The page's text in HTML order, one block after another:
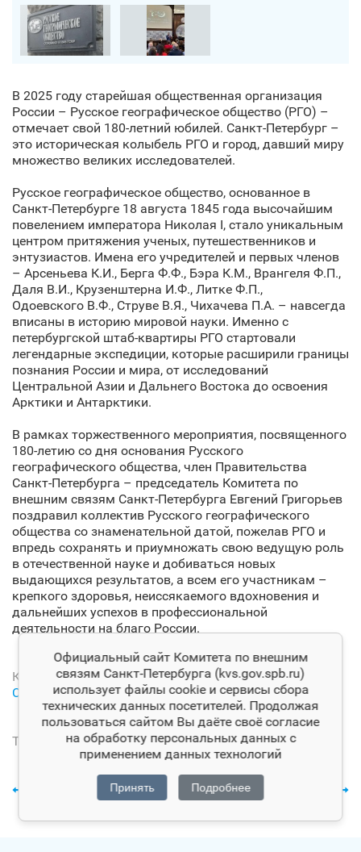
В 2025 году старейшая общественная организация
России – Русское географическое общество (РГО) –
отмечает свой 180-летний юбилей. Санкт‑Петербург –
это историческая колыбель РГО и город, давший миру
множество великих исследователей.
Русское географическое общество, основанное в
Санкт‑Петербурге 18 августа 1845 года высочайшим
повелением императора Николая I, стало уникальным
центром притяжения ученых, путешественников и
энтузиастов. Имена его учредителей и первых членов
– Арсеньева К.И., Берга Ф.Ф., Бэра К.М., Врангеля Ф.П.,
Даля В.И., Крузенштерна И.Ф., Литке Ф.П.,
Одоевского В.Ф., Струве В.Я., Чихачева П.А. – навсегда
вписаны в историю мировой науки. Именно с
петербургской штаб-квартиры РГО стартовали
легендарные экспедиции, которые расширили границы
познания России и мира, от исследований
Центральной Азии и Дальнего Востока до освоения
Арктики и Антарктики.
В рамках торжественного мероприятия, посвященного
180-летию со дня основания Русского
географического общества, член Правительства
Санкт‑Петербурга – председатель Комитета по
внешним связям Санкт‑Петербурга Евгений Григорьев
поздравил коллектив Русского географического
общества со знаменательной датой, пожелав РГО и
впредь сохранять и приумножать свою ведущую роль
в отечественной науке и добиваться новых
выдающихся результатов, а всем его участникам –
крепкого здоровья, неиссякаемого вдохновения и
дальнейших успехов в профессиональной
деятельности на благо России.
Категория новости:
Комитет по внешним связям
Санкт‑Петербурга
Тэги: Санкт‑Петербург
Официальный сайт Комитета по внешним
связям Санкт‑Петербурга (kvs.gov.spb.ru)
использует файлы cookie и сервисы сбора
технических данных посетителей. Продолжая
пользоваться сайтом Вы даёте своё согласие
на обработку персональных данных с
применением данных технологий
Принять Подробнее